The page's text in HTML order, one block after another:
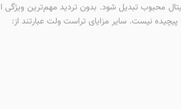
محبوب تبدیل شود. بدون تردید مهم‌ترین
نیست. سایر مزایای تراست ولت عبارتند از: